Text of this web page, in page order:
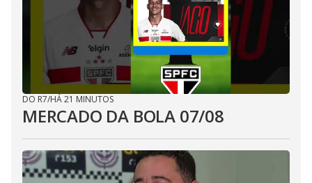
DO R7/HÁ 21 MINUTOS
MERCADO DA BOLA 07/08